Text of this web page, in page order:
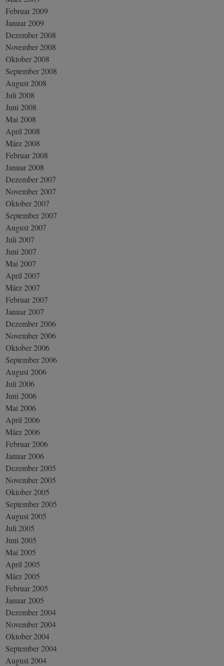
Februar 2009
Januar 2009
Dezember 2008
November 2008
Oktober 2008
September 2008
August 2008
Juli 2008
Juni 2008
Mai 2008
April 2008
März 2008
Februar 2008
Januar 2008
Dezember 2007
November 2007
Oktober 2007
September 2007
August 2007
Juli 2007
Juni 2007
Mai 2007
April 2007
März 2007
Februar 2007
Januar 2007
Dezember 2006
November 2006
Oktober 2006
September 2006
August 2006
Juli 2006
Juni 2006
Mai 2006
April 2006
März 2006
Februar 2006
Januar 2006
Dezember 2005
November 2005
Oktober 2005
September 2005
August 2005
Juli 2005
Juni 2005
Mai 2005
April 2005
März 2005
Februar 2005
Januar 2005
Dezember 2004
November 2004
Oktober 2004
September 2004
August 2004